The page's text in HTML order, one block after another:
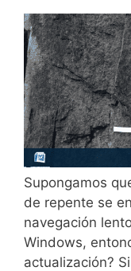
Supongamos
de repente se
navegación
Windows,
actualización?